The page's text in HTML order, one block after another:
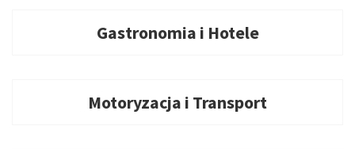
Gastronomia i Hotele
Motoryzacja i Transport